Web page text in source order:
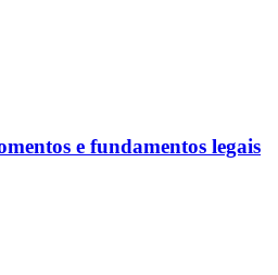
e fundamentos legais